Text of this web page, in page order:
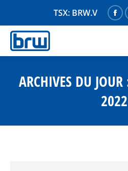
TSX: BRW.V
La
ARCHIVES DU JOUR
2022